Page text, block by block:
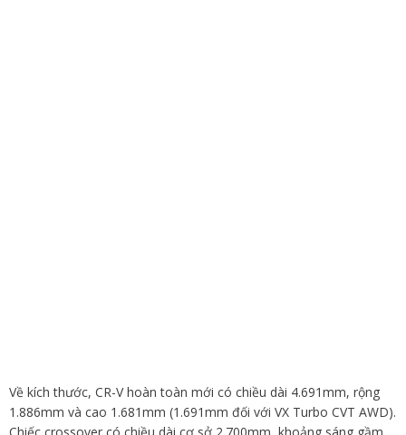
Về kích thước, CR-V hoàn toàn mới có chiều dài 4.691mm, rộng
1.886mm và cao 1.681mm (1.691mm đối với VX Turbo CVT AWD).